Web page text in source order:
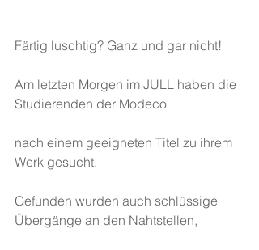
Färtig luschtig? Ganz und gar nicht!
Am letzten Morgen im JULL haben die
Studierenden der Modeco
nach einem geeigneten Titel zu ihrem
Werk gesucht.
Gefunden wurden auch schlüssige
Übergänge an den Nahtstellen,